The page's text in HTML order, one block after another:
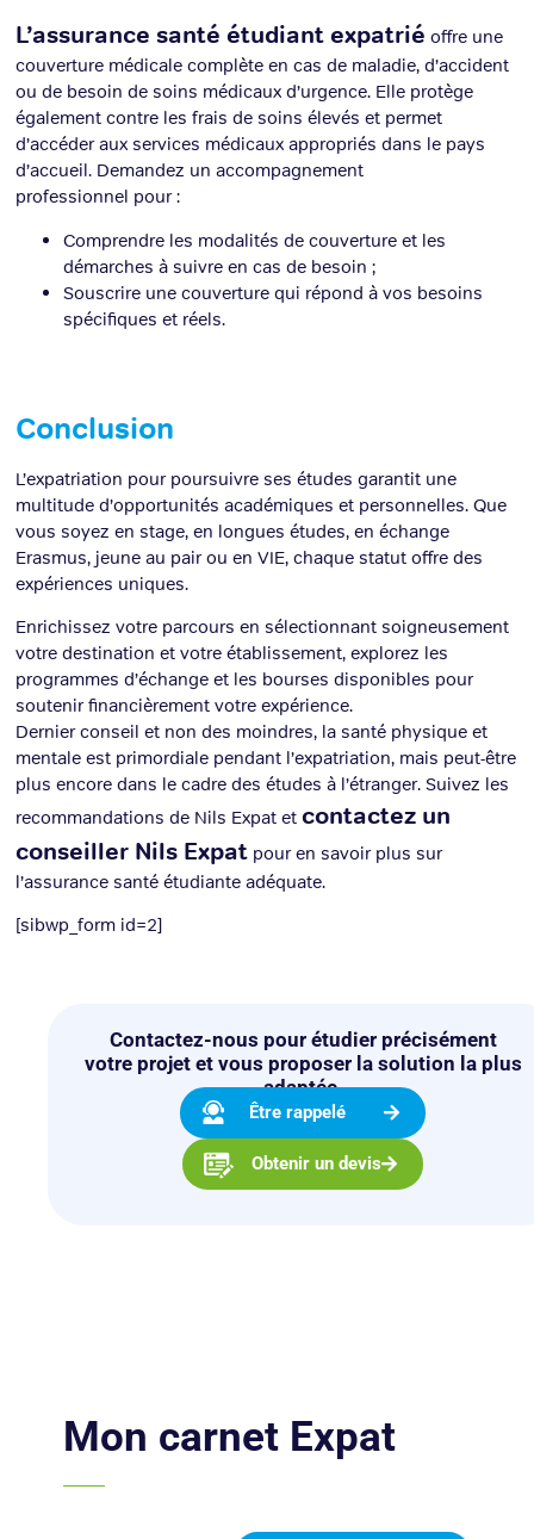
L’assurance santé étudiant expatrié offre une
couverture médicale complète en cas de maladie, d’accident
ou de besoin de soins médicaux d’urgence. Elle protège
également contre les frais de soins élevés et permet
d’accéder aux services médicaux appropriés dans le pays
d’accueil. Demandez un accompagnement
professionnel pour :
Comprendre les modalités de couverture et les
démarches à suivre en cas de besoin ;
Souscrire une couverture qui répond à vos besoins
spécifiques et réels.
Conclusion
L’expatriation pour poursuivre ses études garantit une
multitude d’opportunités académiques et personnelles. Que
vous soyez en stage, en longues études, en échange
Erasmus, jeune au pair ou en VIE, chaque statut offre des
expériences uniques.
Enrichissez votre parcours en sélectionnant soigneusement
votre destination et votre établissement, explorez les
programmes d’échange et les bourses disponibles pour
soutenir financièrement votre expérience.
Dernier conseil et non des moindres, la santé physique et
mentale est primordiale pendant l’expatriation, mais peut-être
plus encore dans le cadre des études à l’étranger. Suivez les
recommandations de Nils Expat etcontactez un
conseiller Nils Expat pour en savoir plus sur
l’assurance santé étudiante adéquate.
[sibwp_form id=2]
Contactez-nous pour étudier précisément
votre projet et vous proposer la solution la plus
adaptée.
Être rappelé
Obtenir un devis
Mon carnet Expat